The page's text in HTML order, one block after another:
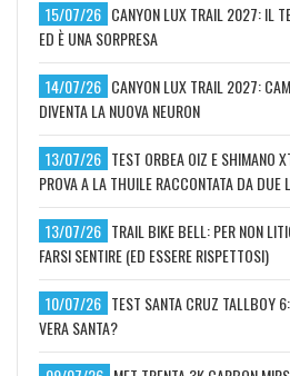
15/07/26 CANYON LUX TRAIL 2027: IL
ED È UNA SORPRESA
14/07/26 CANYON LUX TRAIL 2027:
DIVENTA LA NUOVA NEURON
13/07/26 TEST ORBEA OIZ E SHIMANO
PROVA A LA THUILE RACCONTATA DA DUE
13/07/26 TRAIL BIKE BELL: PER NON
FARSI SENTIRE (ED ESSERE RISPETTOSI)
10/07/26 TEST SANTA CRUZ TALLBOY
VERA SANTA?